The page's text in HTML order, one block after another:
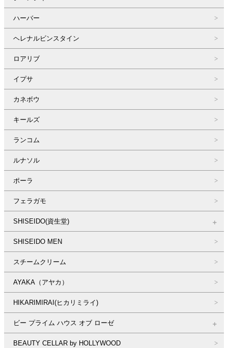
ハーバー
ヘレナルビンスタイン
ロアリブ
イプサ
カネボウ
キールズ
ランコム
ルナソル
ポーラ
フェラガモ
SHISEIDO(資生堂)
SHISEIDO MEN
スチームクリーム
AYAKA（アヤカ）
HIKARIMIRAI(ヒカリミライ)
ビー プライム ハウス オブ ローゼ
BEAUTY CELLAR by HOLLYWOOD